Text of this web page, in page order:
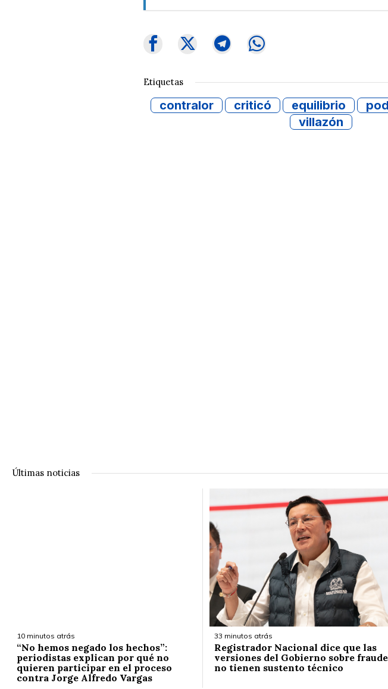
Etiquetas
contralor criticó equilibrio
villazón
Últimas noticias
10 minutos atrás
“No hemos negado los hechos”:
periodistas explican por qué no
quieren participar en el proceso
contra Jorge Alfredo Vargas
33 minutos atrás
Registrador Nacional dice que las
versiones del Gobierno sobre fraude
no tienen sustento técnico